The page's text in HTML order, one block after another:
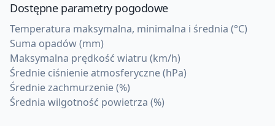
Dostępne parametry pogodowe
Temperatura maksymalna, minimalna i średnia (°C)
Suma opadów (mm)
Maksymalna prędkość wiatru (km/h)
Średnie ciśnienie atmosferyczne (hPa)
Średnie zachmurzenie (%)
Średnia wilgotność powietrza (%)